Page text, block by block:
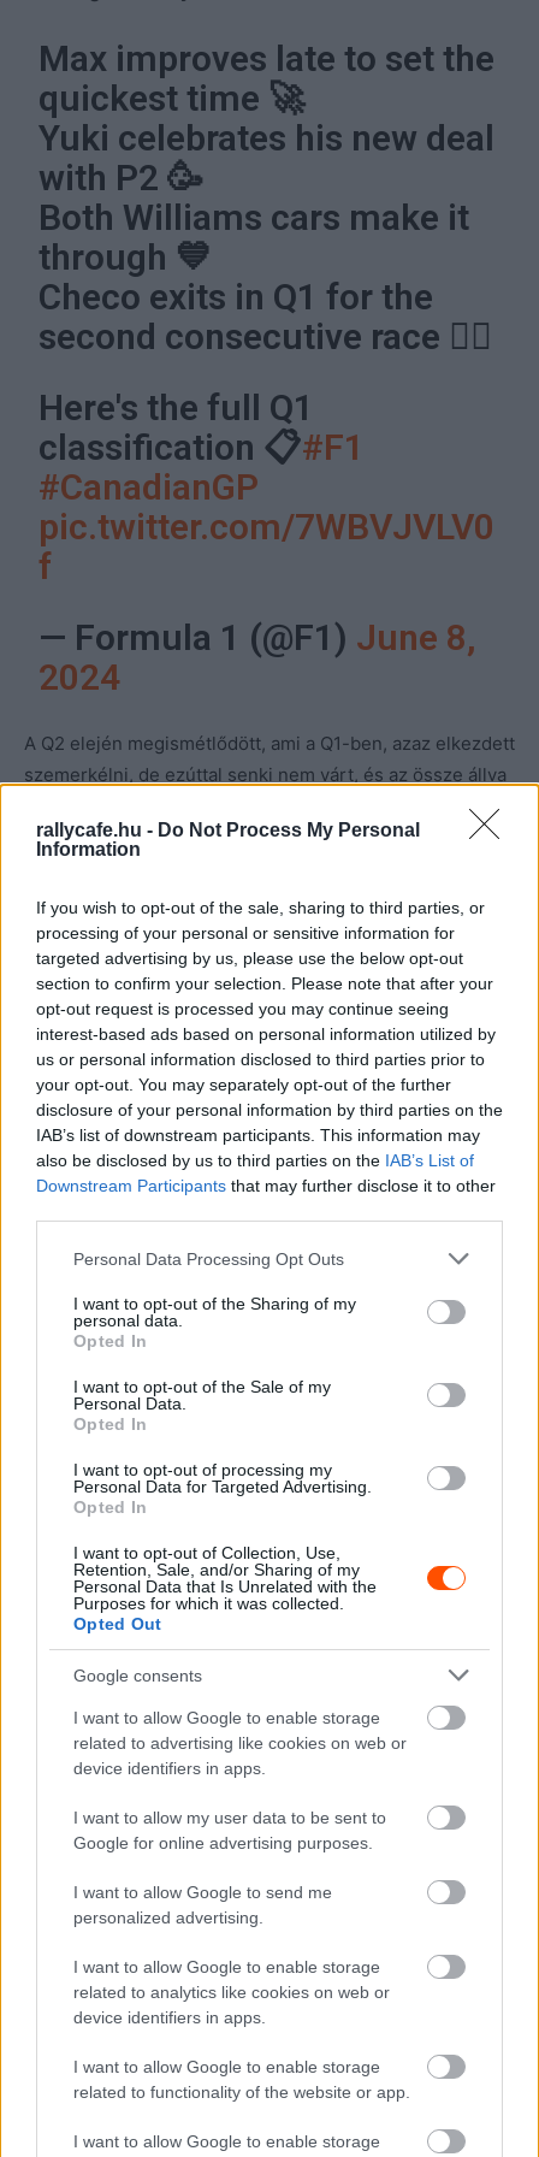
rallycafe.hu - Do Not Process My Personal
Information
If you wish to opt-out of the sale, sharing to third parties, or
processing of your personal or sensitive information for
targeted advertising by us, please use the below opt-out
section to confirm your selection. Please note that after your
opt-out request is processed you may continue seeing
interest-based ads based on personal information utilized by
us or personal information disclosed to third parties prior to
your opt-out. You may separately opt-out of the further
disclosure of your personal information by third parties on the
IAB’s list of downstream participants. This information may
also be disclosed by us to third parties on the IAB’s List of
Downstream Participants that may further disclose it to other
Please note that this website/app uses one or more Google
not limited to your visit or usage behaviour. You may click to
grant or deny consent to Google and its third-party tags to
use your data for below specified purposes in below Google
consent section.
Personal Data Processing Opt Outs
I want to opt-out of the Sharing of my
personal data.
Opted In
I want to opt-out of the Sale of my
Personal Data.
Opted In
I want to opt-out of processing my
Personal Data for Targeted Advertising.
Opted In
I want to opt-out of Collection, Use,
Retention, Sale, and/or Sharing of my
Personal Data that Is Unrelated with the
Purposes for which it was collected.
Opted Out
Google consents
I want to allow Google to enable storage
related to advertising like cookies on web or
device identifiers in apps.
I want to allow my user data to be sent to
Google for online advertising purposes.
I want to allow Google to send me
personalized advertising.
I want to allow Google to enable storage
related to analytics like cookies on web or
device identifiers in apps.
I want to allow Google to enable storage
related to functionality of the website or app.
I want to allow Google to enable storage
Max improves late to set the
quickest time 🚀
Yuki celebrates his new deal
with P2 🥳
Both Williams cars make it
through 💙
Checo exits in Q1 for the
second consecutive race 😮‍💨
Here's the full Q1
classification 📋#F1
#CanadianGP
pic.twitter.com/7WBVJVLV0
f
— Formula 1 (@F1) June 8,
2024
A Q2 elején megismétlődött, ami a Q1-ben, azaz elkezdett
szemerkélni, de ezúttal senki nem várt, és az össze állva
maradt versenyző igyekezett minél hamarabb mért kört
teljesíteni slick gumin, viszont többen így is használt
Leclerc és Alonso előtt, de aztán a megmelegedő
gumikon Russell odatette a hétvége addigi legjobb körét,
míg Hamilton kis híján odacsapta a Mercedest a bajnokok
falához. Neki legyen mondva, később Russellnek is volt
egy hajmeresztő pillanata a 10-es kanyarból kifelé.
Ám a leghajmeresztőbbnek nem ez, hanem a Ferrari
taktikája bizonyult, ugyanis sem Leclerc, sem Sainz nem
kapott új gumit a hajrára, aminek az lett a végeredménye,
hogy előbbi a 11., utóbbi a 12. helyen zárva búcsúzott a
megkaparintotta az első két helyet. Leclerc már a garázs
előtt kipattant az autójából és csak annyit mondott a
rádióban, hogy „Nem fogom ezt itt kommentálni”, majd a
A vörös autók mögött Sargeant, Magnussen és Gasly
voltak a további kiesők, míg Max Verstappen továbbjutása
sem volt éppen sétagalopp, a holland ugyanis az új
A Q2 végeredménye:
Mercedes set the
benchmark 👏
Disappointment down at
Ferrari 😮‍💨
And the threat of rain on the
way 🌧️
Bring on Q3!
Here's the full Q2 result 📋
#F1 #CanadianGP
pic.twitter.com/eFdjBBMDx